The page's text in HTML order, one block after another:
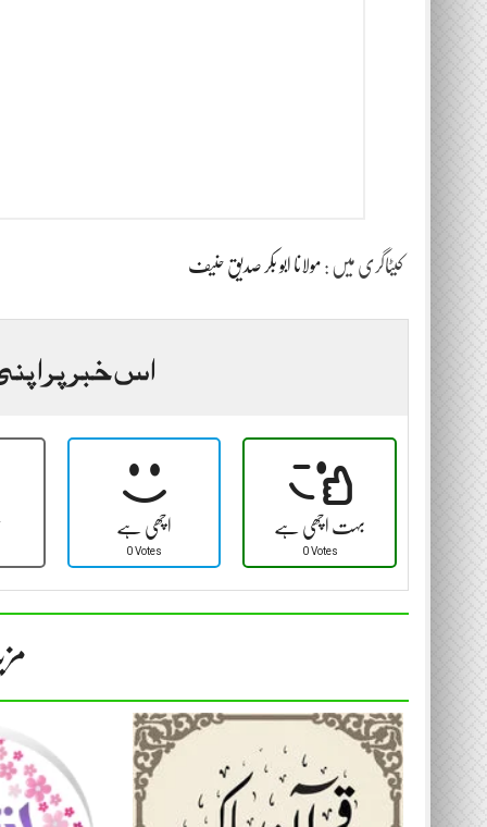
کیٹاگری میں : مولانا ابو بکر صدیق حنیف
اس خبر پر
اچھی ہے
0 Votes
بہت اچھی ہے
0 Votes